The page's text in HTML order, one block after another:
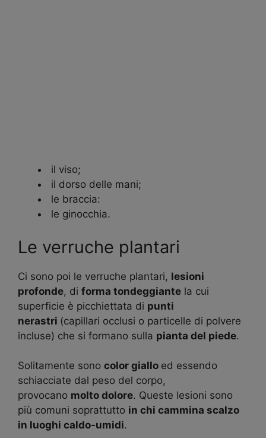
il viso;
il dorso delle mani;
le braccia:
le ginocchia.
Le verruche plantari
Ci sono poi le verruche plantari, lesioni
profonde, di forma tondeggiante la cui
superficie è picchiettata di punti
nerastri (capillari occlusi o particelle di polvere
incluse) che si formano sulla pianta del piede.
Solitamente sono color giallo ed essendo
schiacciate dal peso del corpo,
provocano molto dolore. Queste lesioni sono
più comuni soprattutto in chi cammina scalzo
in luoghi caldo-umidi.